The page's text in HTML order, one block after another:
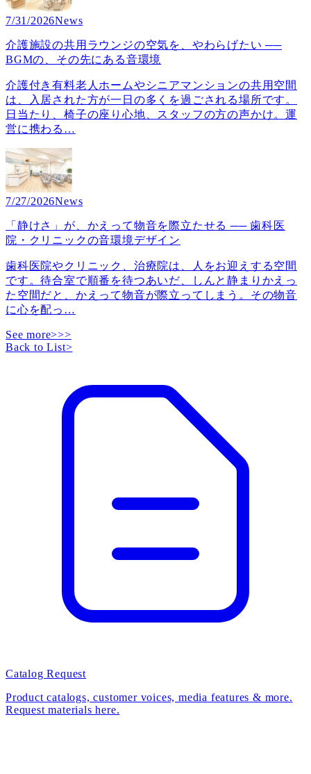
7/31/2026News
介護施設の共用ラウンジの空気を、やわらげたい ──
BGMの、その先にある音環境
介護付き有料老人ホームやシニアマンションの共用空間
は、入居された方が一日の多くを過ごされる場所です。
日当たり、椅子の座り心地、スタッフの方の声かけ。運
営に携わる …
7/27/2026News
「静けさ」が、かえって物音を際立たせる ── 歯科医
院・クリニックの音環境デザイン
歯科医院やクリニック、治療院は、人をお迎えする空間
です。待合室で順番を待つあいだ、しんと静まりかえっ
た空間だと、かえって物音が際立ってしまう。その物音
に心を配っ …
See more>>>
Back to List>
Catalog Request
Product catalogs, customer voices, media features & more.
Request materials here.